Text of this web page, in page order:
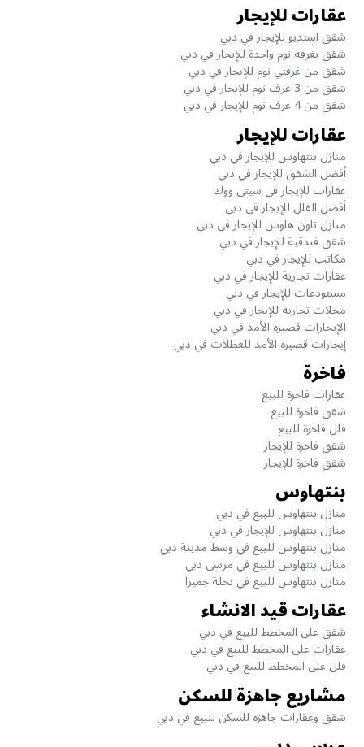
عقارات للإيجار
شقق استديو للإيجار في دبي
شقق بغرفة نوم واحدة للإيجار في دبي
شقق من غرفتي نوم للإيجار في دبي
شقق من 3 غرف نوم للإيجار في دبي
شقق من 4 غرف نوم للإيجار في دبي
عقارات للإيجار
منازل بنتهاوس للإيجار في دبي
أفضل الشقق للإيجار في دبي
عقارات للإيجار في سيتي ووك
أفضل الفلل للإيجار في دبي
منازل تاون هاوس للإيجار في دبي
شقق فندقية للإيجار في دبي
مكاتب للإيجار في دبي
عقارات تجارية للإيجار في دبي
مستودعات للإيجار في دبي
محلات تجارية للإيجار في دبي
الإيجارات قصيرة الأمد في دبي
إيجارات قصيرة الأمد للعطلات في دبي
فاخرة
عقارات فاخرة للبيع
شقق فاخرة للبيع
فلل فاخرة للبيع
شقق فاخرة للإيجار
شقق فاخرة للإيجار
بنتهاوس
منازل بنتهاوس للبيع في دبي
منازل بنتهاوس للإيجار في دبي
منازل بنتهاوس للبيع في وسط مدينة دبي
منازل بنتهاوس للبيع في مرسى دبي
منازل بنتهاوس للبيع في نخلة جميرا
عقارات قيد الانشاء
شقق على المخطط للبيع في دبي
عقارات على المخطط للبيع في دبي
فلل على المخطط للبيع في دبي
مشاريع جاهزة للسكن
شقق وعقارات جاهزة للسكن للبيع في دبي